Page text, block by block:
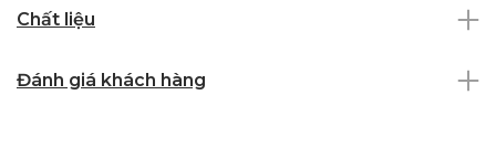
Chất liệu
Đánh giá khách hàng